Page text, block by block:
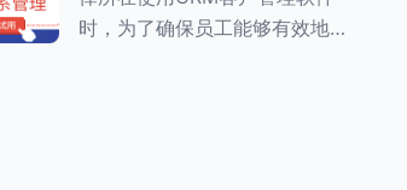
CRM系统的数据展示方式，从
时，为了确保员工能够有效地利